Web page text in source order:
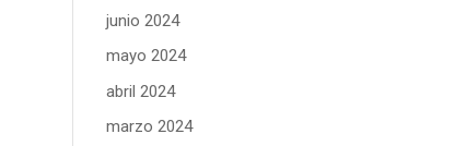
junio 2024
mayo 2024
abril 2024
marzo 2024